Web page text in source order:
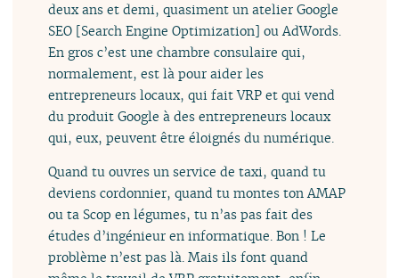
deux ans et demi, quasiment un atelier Google
SEO [Search Engine Optimization] ou AdWords.
En gros c’est une chambre consulaire qui,
normalement, est là pour aider les
entrepreneurs locaux, qui fait VRP et qui vend
du produit Google à des entrepreneurs locaux
qui, eux, peuvent être éloignés du numérique.
Quand tu ouvres un service de taxi, quand tu
deviens cordonnier, quand tu montes ton AMAP
ou ta Scop en légumes, tu n’as pas fait des
études d’ingénieur en informatique. Bon ! Le
problème n’est pas là. Mais ils font quand